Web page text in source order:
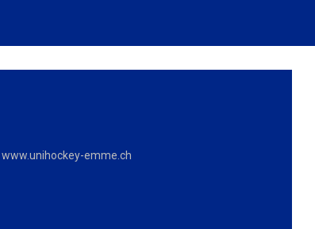
www.unihockey-emme.ch